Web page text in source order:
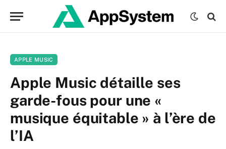
APPLE MUSIC
Apple Music détaille ses
garde-fous pour une «
musique équitable » à l’ère de
l’IA